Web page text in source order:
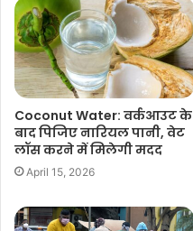
Coconut Water: वर्कआउट के
बाद पिजिए नारियल पानी, वेट
लॉस करने में मिलेगी मदद
April 15, 2026